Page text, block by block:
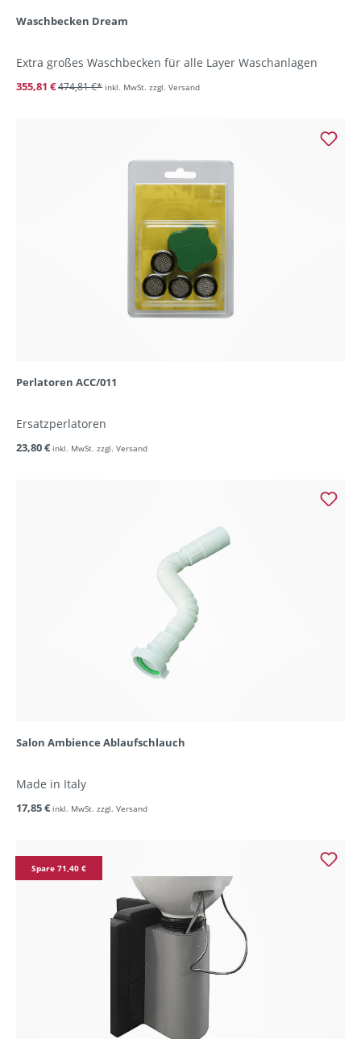
Waschbecken Dream
Extra großes Waschbecken für alle Layer Waschanlagen
355,81 €474,81 €* inkl. MwSt. zzgl. Versand
Perlatoren ACC/011
Ersatzperlatoren
23,80 € inkl. MwSt. zzgl. Versand
Salon Ambience Ablaufschlauch
Made in Italy
17,85 € inkl. MwSt. zzgl. Versand
Spare 71,40 €